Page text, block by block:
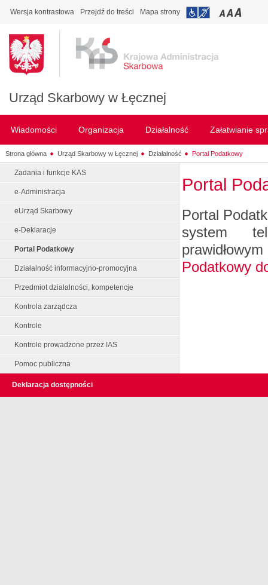
Wersja kontrastowa Przejdź do treści Mapa strony
Urząd Skarbowy w Łęcznej
Wiadomości Organizacja Działalność Załatwianie
Strona główna Urząd Skarbowy w Łęcznej Działalność Portal Podatkowy
Zadania i funkcje KAS
e-Administracja
eUrząd Skarbowy
e-Deklaracje
Portal Podatkowy
Działalność informacyjno-promocyjna
Przedmiot działalności, kompetencje
Kontrola zarządcza
Kontrole
Kontrole prowadzone przez IAS
Pomoc publiczna
Portal
Portal
system
Podatkowy
Deklaracja dostępności